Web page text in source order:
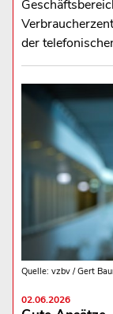
der
Quelle: vzbv / Gert
02.06.2026